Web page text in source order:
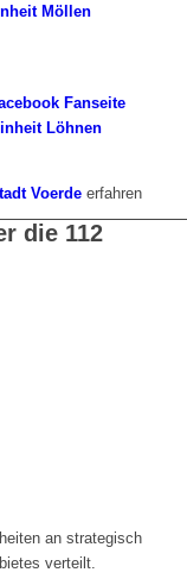
Möllen
Fanseite
Löhnen
Voerdeerfahren
die 112
an strategisch
verteilt.